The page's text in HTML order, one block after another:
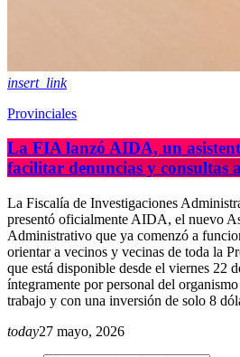
insert_link
Provinciales
La FIA lanzó AIDA, un
facilitar denuncias y consultas
La Fiscalía de Investigaciones
presentó oficialmente AIDA, el nuevo
Administrativo que ya comenzó a
orientar a vecinos y vecinas de toda la
que está disponible desde el viernes 22
íntegramente por personal del
trabajo y con una inversión de solo 8
today27 mayo, 2026